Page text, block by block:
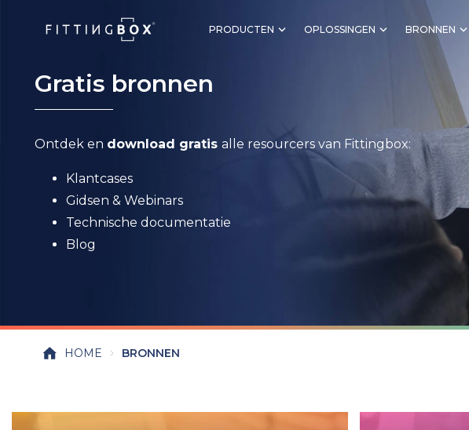
PRODUCTEN OPLOSSINGEN BRONNEN
Gratis bronnen
Ontdek en download gratis alle resourcers van Fittingbox:
Klantcases
Gidsen & Webinars
Technische documentatie
Blog
HOME BRONNEN